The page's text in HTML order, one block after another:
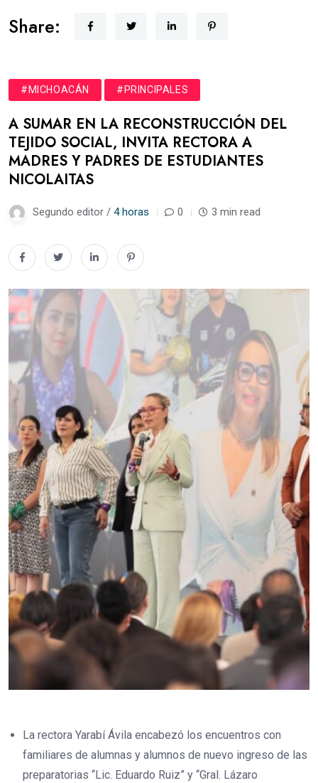
Share:
#MICHOACÁN #PRINCIPALES
A SUMAR EN LA RECONSTRUCCIÓN DEL
TEJIDO SOCIAL, INVITA RECTORA A
MADRES Y PADRES DE ESTUDIANTES
NICOLAITAS
Segundo editor / 4 horas 0 3 min read
La rectora Yarabí Ávila encabezó los encuentros con
familiares de alumnas y alumnos de nuevo ingreso de las
preparatorias “Lic. Eduardo Ruiz” y “Gral. Lázaro